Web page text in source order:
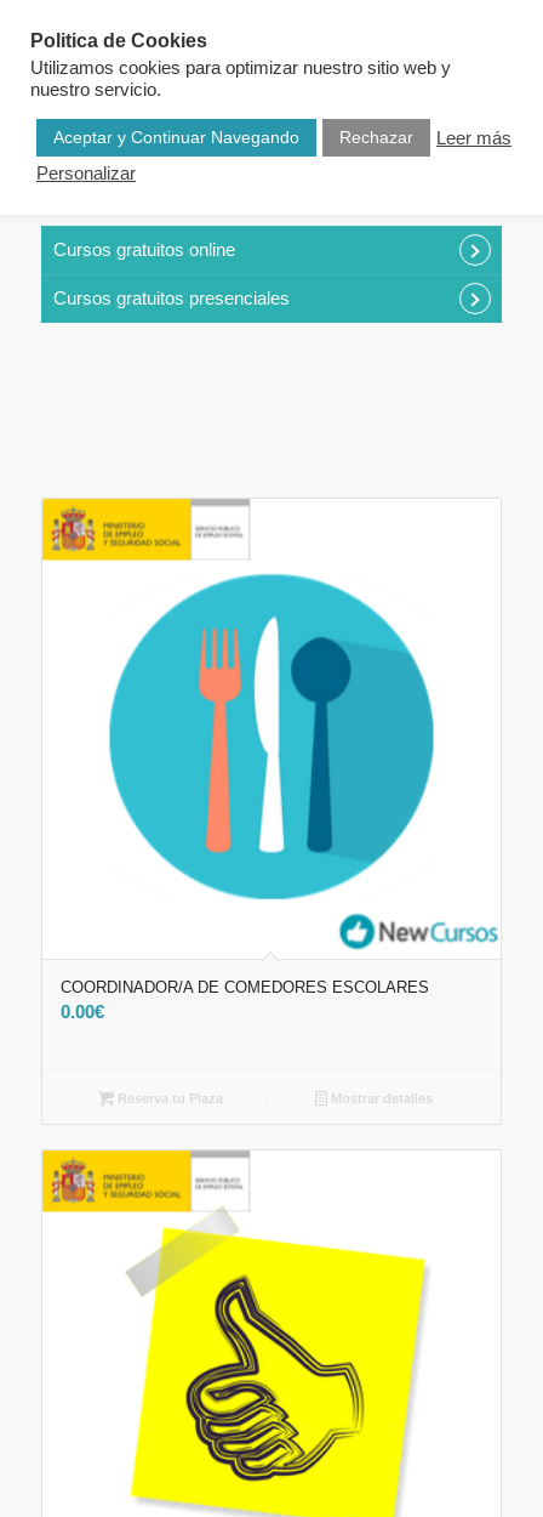
Cursos gratuitos online
Cursos gratuitos presenciales
COORDINADOR/A DE COMEDORES ESCOLARES
0.00€
Reserva tu Plaza Mostrar detalles
Politica de Cookies
Utilizamos cookies para optimizar nuestro sitio web y
nuestro servicio.
Aceptar y Continuar Navegando Rechazar
Leer más
Personalizar